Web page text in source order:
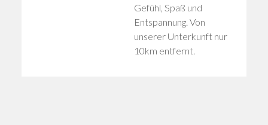
Gefühl, Spaß und
Entspannung. Von
unserer Unterkunft nur
10km entfernt.